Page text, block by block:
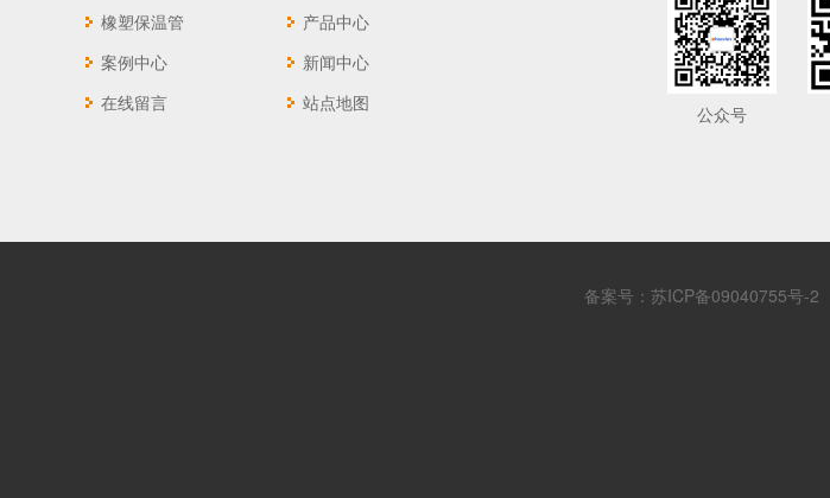
橡塑保温管
产品中心
案例中心
新闻中心
在线留言
站点地图 公众号
备案号： 苏ICP备09040755号-2